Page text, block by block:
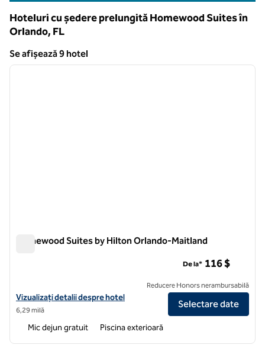
Hoteluri cu ședere prelungită Homewood Suites în
Orlando, FL
Se afișează 9 hotel
Se afișează 9 hotel
1 din 12
Homewood Suites by Hilton Orlando-Maitland
Vizualizați detaliile hotelului pentru Homewood Suites by Hilton
Vizualizați detalii despre hotel
6,29 milă
De la* 116 $
Reducere Honors nerambursabilă
Selectare date
Mic dejun gratuit Piscina exterioară